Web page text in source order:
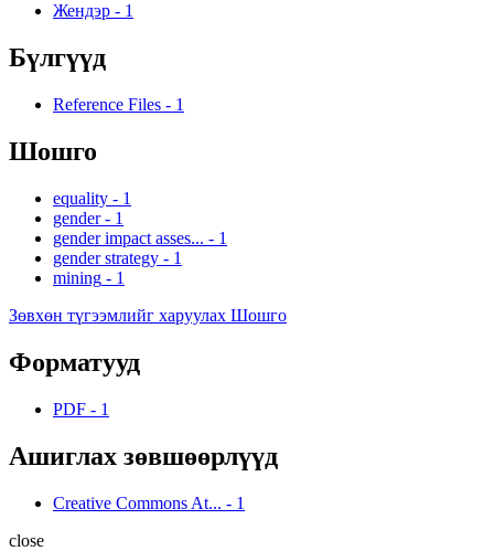
Жендэр - 1
Бүлгүүд
Reference Files - 1
Шошго
equality - 1
gender - 1
gender impact asses... - 1
gender strategy - 1
mining - 1
Зөвхөн түгээмлийг харуулах Шошго
Форматууд
PDF - 1
Ашиглах зөвшөөрлүүд
Creative Commons At... - 1
close